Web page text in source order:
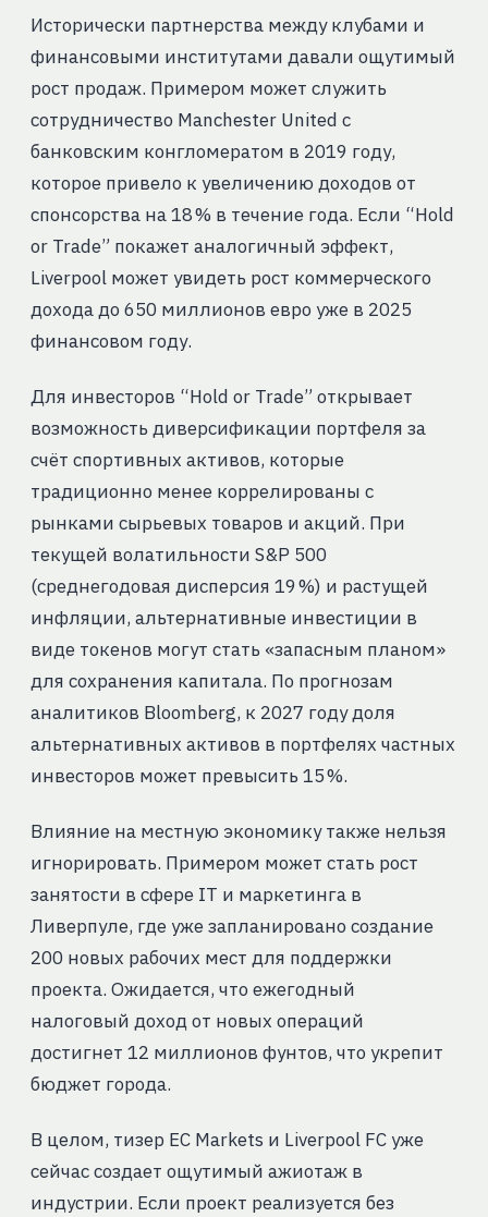
Исторически партнерства между клубами и
финансовыми институтами давали ощутимый
рост продаж. Примером может служить
сотрудничество Manchester United с
банковским конгломератом в 2019 году,
которое привело к увеличению доходов от
спонсорства на 18 % в течение года. Если “Hold
or Trade” покажет аналогичный эффект,
Liverpool может увидеть рост коммерческого
дохода до 650 миллионов евро уже в 2025
финансовом году.
Для инвесторов “Hold or Trade” открывает
возможность диверсификации портфеля за
счёт спортивных активов, которые
традиционно менее коррелированы с
рынками сырьевых товаров и акций. При
текущей волатильности S&P 500
(среднегодовая дисперсия 19 %) и растущей
инфляции, альтернативные инвестиции в
виде токенов могут стать «запасным планом»
для сохранения капитала. По прогнозам
аналитиков Bloomberg, к 2027 году доля
альтернативных активов в портфелях частных
инвесторов может превысить 15 %.
Влияние на местную экономику также нельзя
игнорировать. Примером может стать рост
занятости в сфере IT и маркетинга в
Ливерпуле, где уже запланировано создание
200 новых рабочих мест для поддержки
проекта. Ожидается, что ежегодный
налоговый доход от новых операций
достигнет 12 миллионов фунтов, что укрепит
бюджет города.
В целом, тизер EC Markets и Liverpool FC уже
сейчас создает ощутимый ажиотаж в
индустрии. Если проект реализуется без